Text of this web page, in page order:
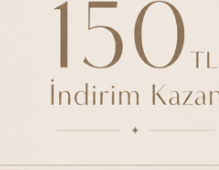
(KDV Dahil)